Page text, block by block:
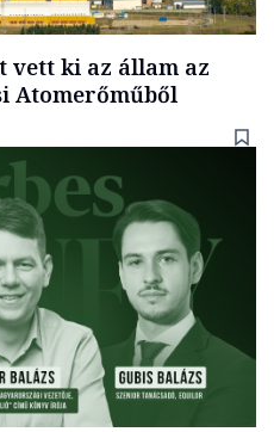
vett ki az állam az
Atomerőműből